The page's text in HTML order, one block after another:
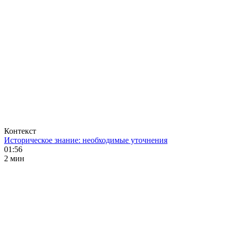
Контекст
Историческое знание: необходимые уточнения
01:56
2 мин